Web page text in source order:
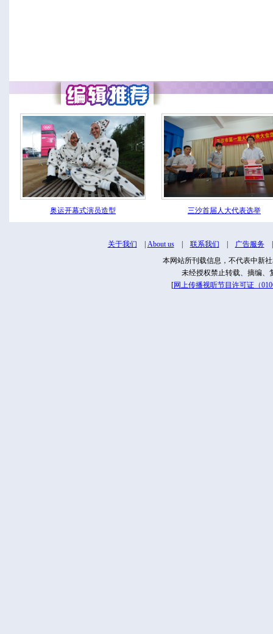
奥运开幕式演员造型 三沙首届人大代表选举
关于我们 About us| 联系我们 广告服务
本网站所刊载信息，不代表中新
未经授权禁止转载、摘编、
[网上传播视听节目许可证（